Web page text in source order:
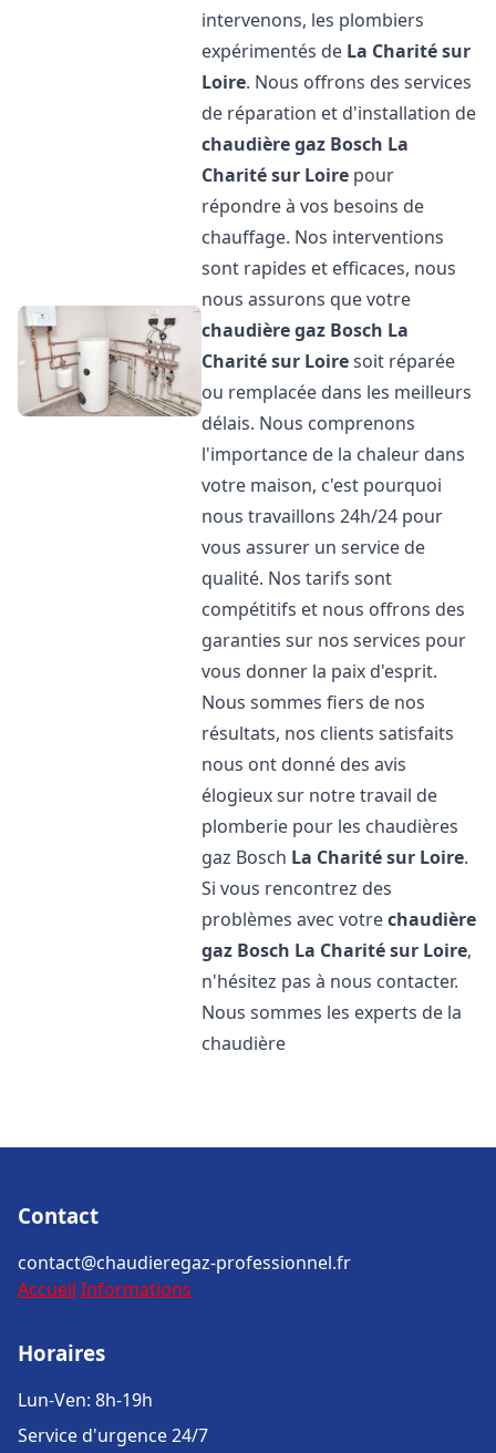
intervenons, les plombiers
expérimentés de La Charité sur
Loire. Nous offrons des services
de réparation et d'installation de
chaudière gaz Bosch La
Charité sur Loire pour
répondre à vos besoins de
chauffage. Nos interventions
sont rapides et efficaces, nous
nous assurons que votre
chaudière gaz Bosch La
Charité sur Loiresoit réparée
ou remplacée dans les meilleurs
délais. Nous comprenons
l'importance de la chaleur dans
votre maison, c'est pourquoi
nous travaillons 24h/24 pour
vous assurer un service de
qualité. Nos tarifs sont
compétitifs et nous offrons des
garanties sur nos services pour
vous donner la paix d'esprit.
Nous sommes fiers de nos
résultats, nos clients satisfaits
nous ont donné des avis
élogieux sur notre travail de
plomberie pour les chaudières
gaz Bosch La Charité sur Loire.
Si vous rencontrez des
problèmes avec votrechaudière
gaz Bosch La Charité sur Loire,
n'hésitez pas à nous contacter.
Nous sommes les experts de la
chaudière
Contact
contact@chaudieregaz-professionnel.fr
Accueil Informations
Horaires
Lun-Ven: 8h-19h
Service d'urgence 24/7